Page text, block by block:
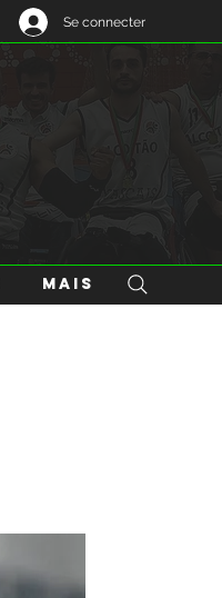
Se connecter
Mais